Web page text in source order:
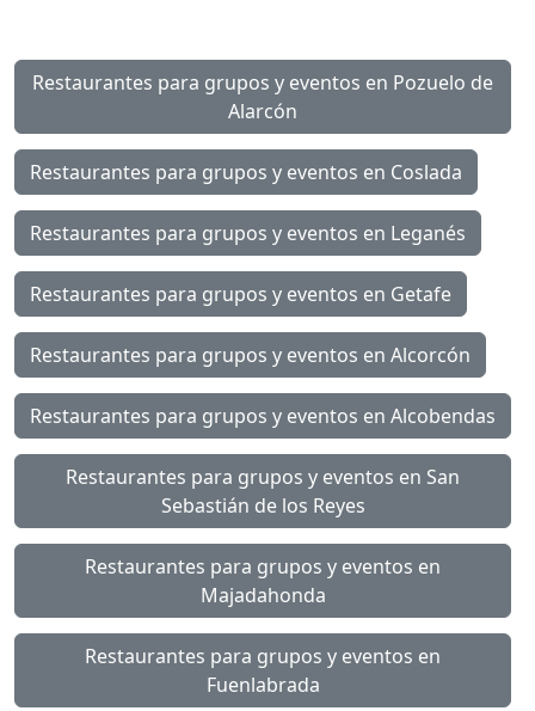
Restaurantes para grupos y eventos en Pozuelo de
Alarcón
Restaurantes para grupos y eventos en Coslada
Restaurantes para grupos y eventos en Leganés
Restaurantes para grupos y eventos en Getafe
Restaurantes para grupos y eventos en Alcorcón
Restaurantes para grupos y eventos en Alcobendas
Restaurantes para grupos y eventos en San
Sebastián de los Reyes
Restaurantes para grupos y eventos en
Majadahonda
Restaurantes para grupos y eventos en
Fuenlabrada